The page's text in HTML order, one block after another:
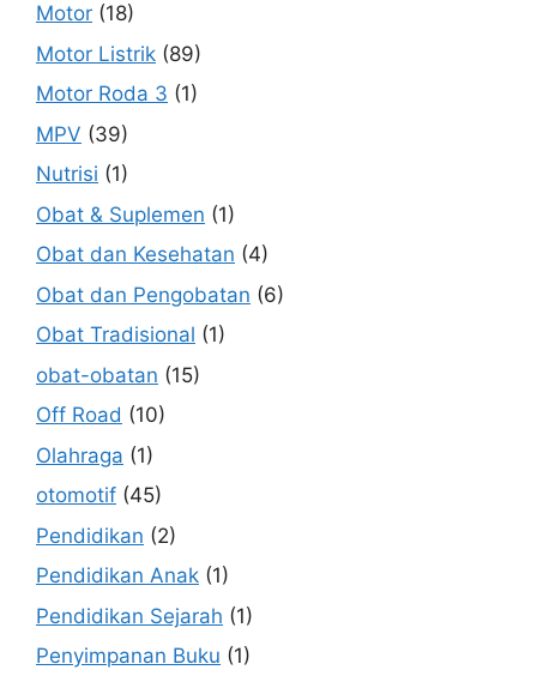
Motor (18)
Motor Listrik (89)
Motor Roda 3 (1)
MPV (39)
Nutrisi (1)
Obat & Suplemen (1)
Obat dan Kesehatan (4)
Obat dan Pengobatan (6)
Obat Tradisional (1)
obat-obatan (15)
Off Road (10)
Olahraga (1)
otomotif (45)
Pendidikan (2)
Pendidikan Anak (1)
Pendidikan Sejarah (1)
Penyimpanan Buku (1)